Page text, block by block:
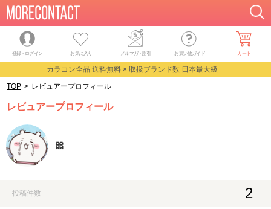
登録・ログイン お気に入り メルマガ・割引 お買い物ガイド カート
カラコン全品 送料無料 × 取扱ブランド数 日本最大級
TOP > レビュアープロフィール
レビュアープロフィール
🎀
投稿件数 2